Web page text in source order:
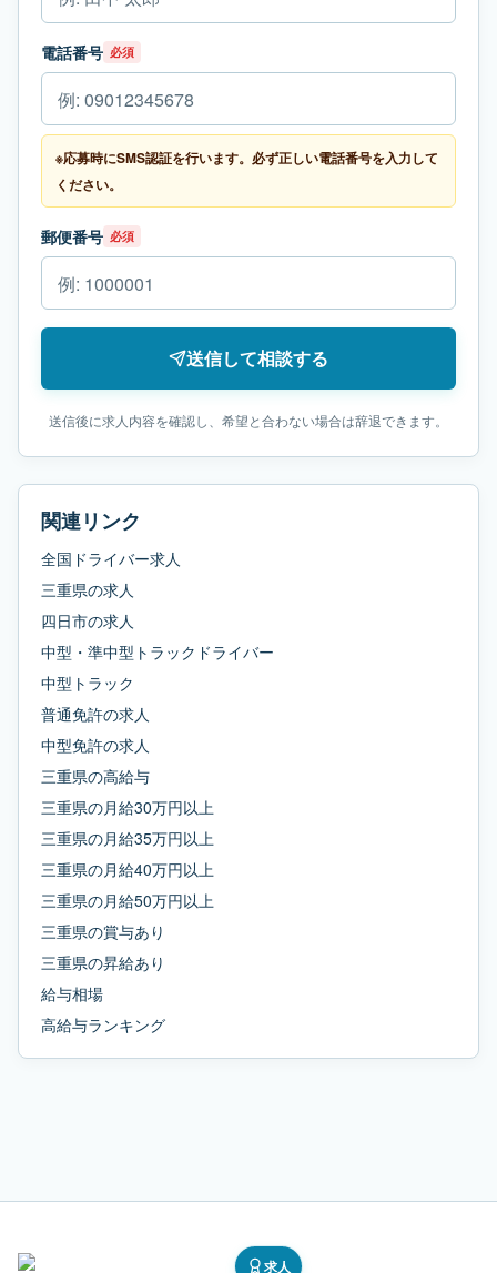
電話番号 必須
※応募時にSMS認証を行います。必ず正しい電話番号を入力して
ください。
郵便番号 必須
送信して相談する
送信後に求人内容を確認し、希望と合わない場合は辞退できます。
関連リンク
全国ドライバー求人
三重県の求人
四日市の求人
中型・準中型トラックドライバー
中型トラック
普通免許の求人
中型免許の求人
三重県の高給与
三重県の月給30万円以上
三重県の月給35万円以上
三重県の月給40万円以上
三重県の月給50万円以上
三重県の賞与あり
三重県の昇給あり
給与相場
高給与ランキング
求人